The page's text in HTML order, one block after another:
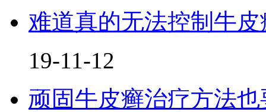
难道真的无法控制牛
19-11-12
顽固牛皮癣治疗方法也